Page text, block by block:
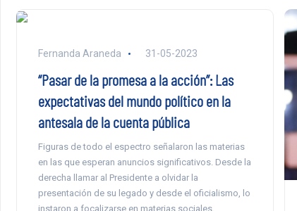
Fernanda Araneda 31-05-2023
“Pasar de la promesa a la acción”: Las
expectativas del mundo político en la
antesala de la cuenta pública
Figuras de todo el espectro señalaron las materias
en las que esperan anuncios significativos. Desde la
derecha llamar al Presidente a olvidar la
presentación de su legado y desde el oficialismo, lo
instaron a focalizarse en materias sociales.